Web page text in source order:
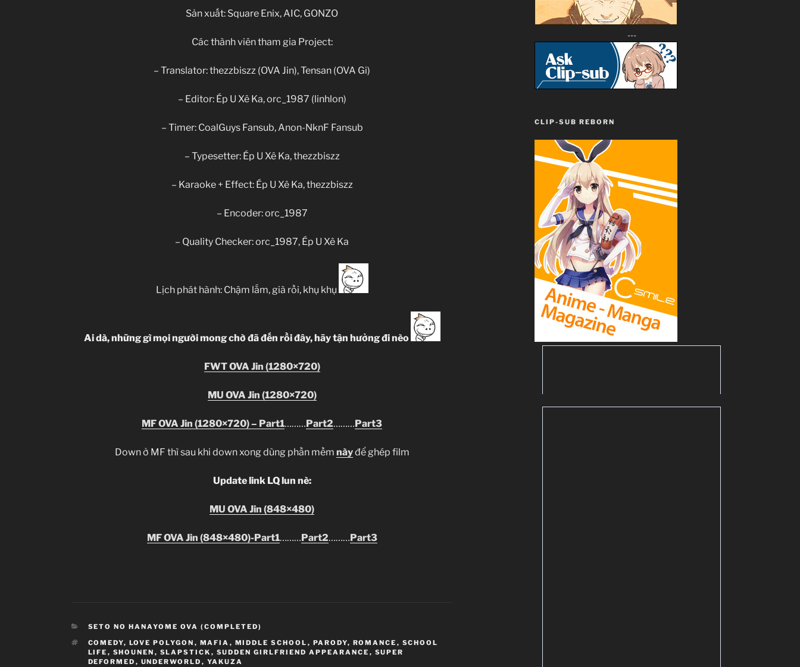
Sản xuất: Square Enix, AIC, GONZO
Các thành viên tham gia Project:
– Translator: thezzbiszz (OVA Jin), Tensan (OVA Gi)
– Editor: Ép U Xê Ka, orc_1987 (linhlon)
– Timer: CoalGuys Fansub, Anon-NknF Fansub
– Typesetter: Ép U Xê Ka, thezzbiszz
– Karaoke + Effect: Ép U Xê Ka, thezzbiszz
– Encoder: orc_1987
– Quality Checker: orc_1987, Ép U Xê Ka
Lịch phát hành: Chậm lắm, già rồi, khụ khụ
Ai dà, những gì mọi người mong chờ đã đến rồi đây, hãy tận hưởng đi nèo
FWT OVA Jin (1280×720)
MU OVA Jin (1280×720)
MF OVA Jin (1280×720) – Part1………Part2………Part3
Down ở MF thì sau khi down xong dùng phần mềm nàyđể ghép film
Update link LQ lun nè:
MU OVA Jin (848×480)
MF OVA Jin (848×480)-Part1………Part2………Part3
CATEGORIES
SETO NO HANAYOME OVA (COMPLETED)
TAGS
COMEDY, LOVE POLYGON , MAFIA , MIDDLE SCHOOL , PARODY, ROMANCE , SCHOOL
LIFE , SHOUNEN , SLAPSTICK , SUDDEN GIRLFRIEND APPEARANCE , SUPER
DEFORMED , UNDERWORLD , YAKUZA
---
CLIP-SUB REBORN